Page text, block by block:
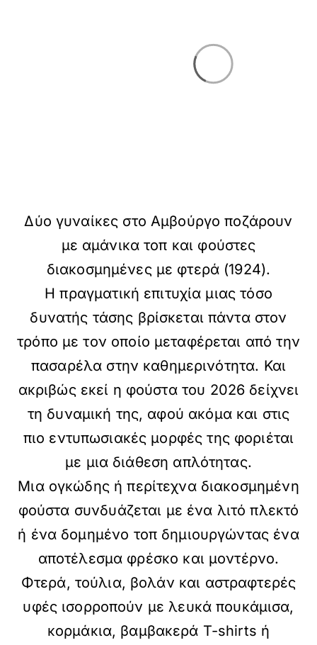
Δύο γυναίκες στο Αμβούργο ποζάρουν
με αμάνικα τοπ και φούστες
διακοσμημένες με φτερά (1924).
Η πραγματική επιτυχία μιας τόσο
δυνατής τάσης βρίσκεται πάντα στον
τρόπο με τον οποίο μεταφέρεται από την
πασαρέλα στην καθημερινότητα. Και
ακριβώς εκεί η φούστα του 2026 δείχνει
τη δυναμική της, αφού ακόμα και στις
πιο εντυπωσιακές μορφές της φοριέται
με μια διάθεση απλότητας.
Μια oγκώδης ή περίτεχνα διακοσμημένη
φούστα συνδυάζεται με ένα λιτό πλεκτό
ή ένα δομημένο τοπ δημιουργώντας ένα
αποτέλεσμα φρέσκο και μοντέρνο.
Φτερά, τούλια, βολάν και αστραφτερές
υφές ισορροπούν με λευκά πουκάμισα,
κορμάκια, βαμβακερά T-shirts ή